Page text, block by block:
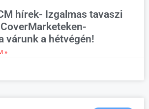
hírek- Izgalmas tavaszi
várunk a hétvégén!
»